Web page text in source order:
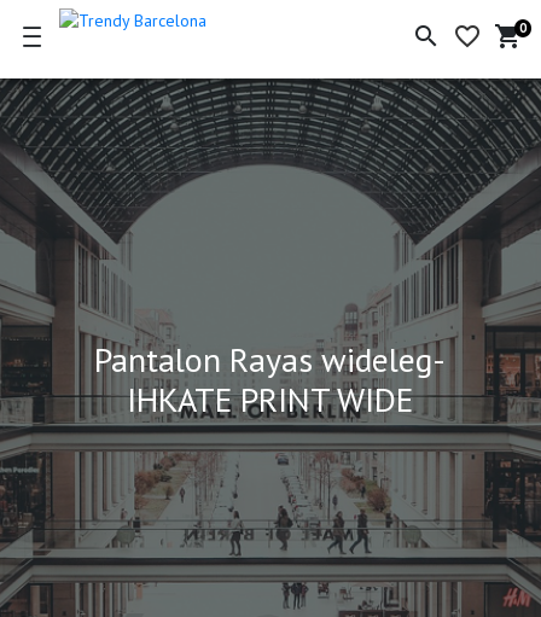
search favorite_border
la
0
shopping_cart
Pantalon Rayas wideleg-
IHKATE PRINT WIDE